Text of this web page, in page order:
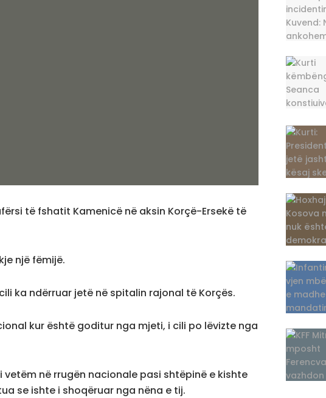
të fshatit Kamenicë në aksin Korçë-Ersekë të
një fëmijë.
ka ndërruar jetë në spitalin rajonal të Korçës.
kur është goditur nga mjeti, i cili po lëvizte nga
në rrugën nacionale pasi shtëpinë e kishte
se ishte i shoqëruar nga nëna e tij.